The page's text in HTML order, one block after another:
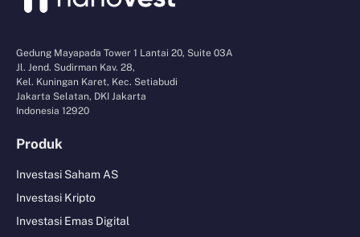
Gedung Mayapada Tower 1 Lantai 20, Suite 03A
Jl. Jend. Sudirman Kav. 28,
Kel. Kuningan Karet, Kec. Setiabudi
Jakarta Selatan, DKI Jakarta
Indonesia 12920
Produk
Investasi Saham AS
Investasi Kripto
Investasi Emas Digital